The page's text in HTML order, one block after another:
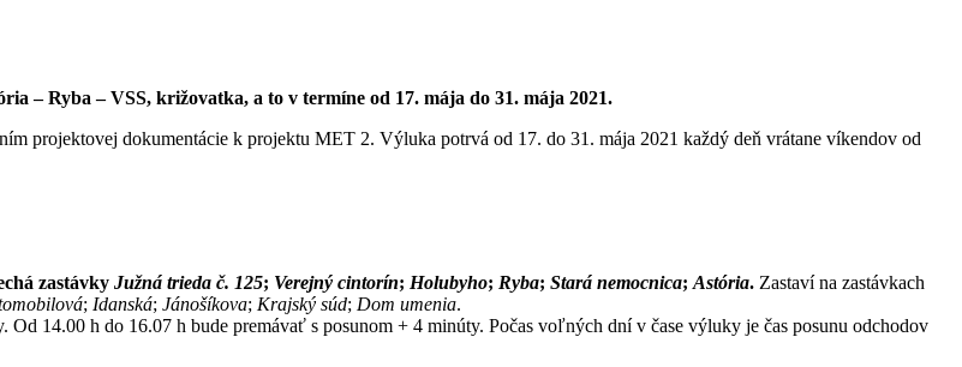
– Ryba – VSS, križovatka, a to v termíne od 17. mája do 31. mája 2021.
projektovej dokumentácie k projektu MET 2. Výluka potrvá od 17. do 31. mája 2021 každý deň vrátane víkendov od
zastávky Južná trieda č. 125; Verejný cintorín; Holubyho; Ryba; Stará nemocnica; Astória. Zastaví na zastávkach
; Idanská; Jánošíkova; Krajský súd; Dom umenia.
Od 14.00 h do 16.07 h bude premávať s posunom + 4 minúty. Počas voľných dní v čase výluky je čas posunu odchodov